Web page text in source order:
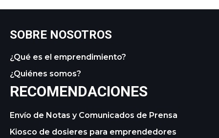
SOBRE NOSOTROS
¿Qué es el emprendimiento?
¿Quiénes somos?
RECOMENDACIONES
Envío de Notas y Comunicados de Prensa
Kiosco de dosieres para emprendedores